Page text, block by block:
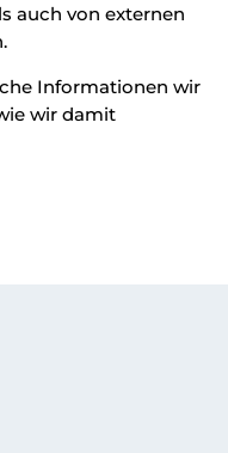
auch von externen
Informationen wir
wir damit